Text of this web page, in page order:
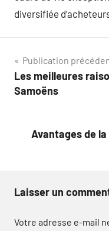
diversifiée
Navigation
de
Publication
Les meilleures
Samoëns
Avantages de
Laisser un
Votre adresse e-mail